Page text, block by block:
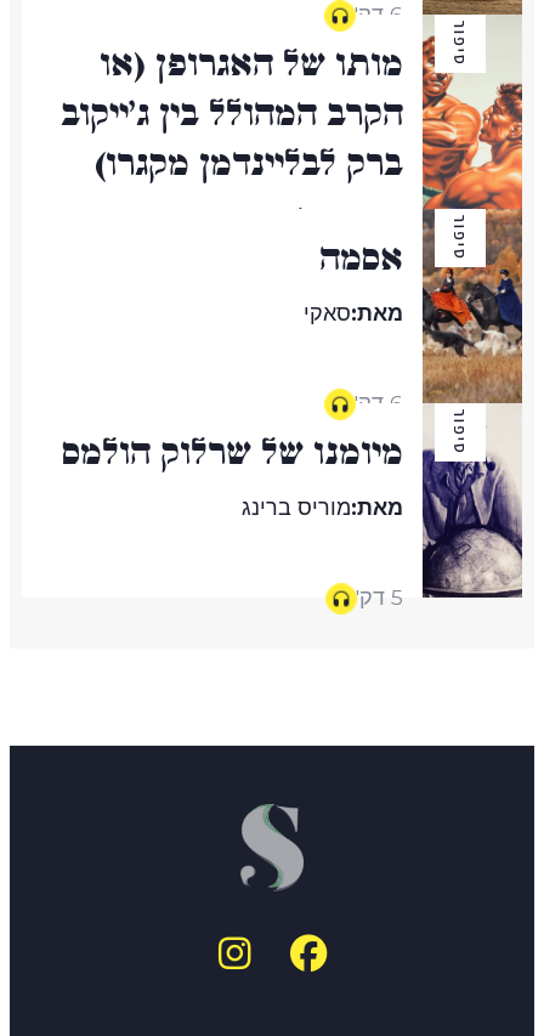
6 דק'
סיפור
מותו של האגרופן (או
הקרב המהולל בין ג'ייקוב
ברק לבליינדמן מקגרו)
דניאל מייסון
23 דק'
סיפור אסמה
מאת:סאקי
6 דק'
סיפור מיומנו של שרלוק הולמס
מאת:מוריס ברינג
5 דק'